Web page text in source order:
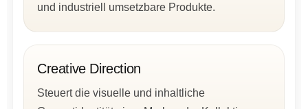
und industriell umsetzbare Produkte.
Creative Direction
Steuert die visuelle und inhaltliche